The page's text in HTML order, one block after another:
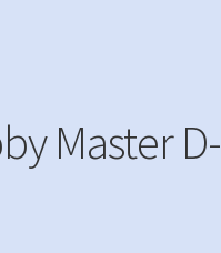
Master D-